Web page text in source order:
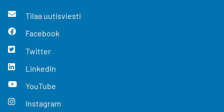
Tilaa uutisviesti
Facebook
Twitter
LinkedIn
YouTube
Instagram